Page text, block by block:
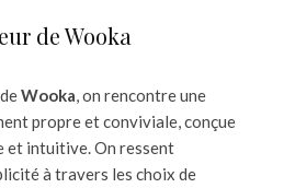
de Wooka
Wooka, on rencontre une
propre et conviviale, conçue
et intuitive. On ressent
à travers les choix de